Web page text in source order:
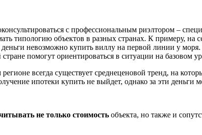
с профессиональным риэлтором –
типологию объектов в разных странах. К примеру,
невозможно купить виллу на первой линии у
помогут ориентироваться в ситуации на базовом
всегда существует среднеценовой тренд, на
ипотеки купить не выйдет, однако за эти деньги
не только стоимость объекта, но также и